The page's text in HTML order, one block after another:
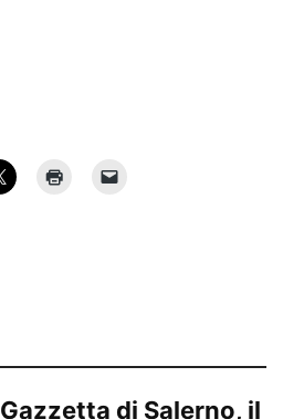
di Salerno, il